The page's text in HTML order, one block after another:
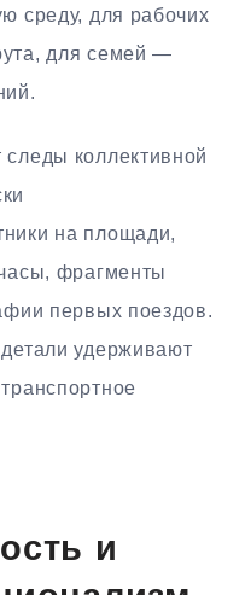
среду, для рабочих
для семей —
коллективной
на площади,
фрагменты
первых поездов.
удерживают
и